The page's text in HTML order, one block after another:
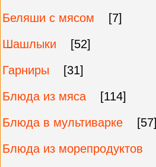
Беляши с мясом
[7]
Шашлыки
[52]
Гарниры
[31]
Блюда из мяса
[114]
Блюда в мультиварке
[57]
Блюда из морепродуктов